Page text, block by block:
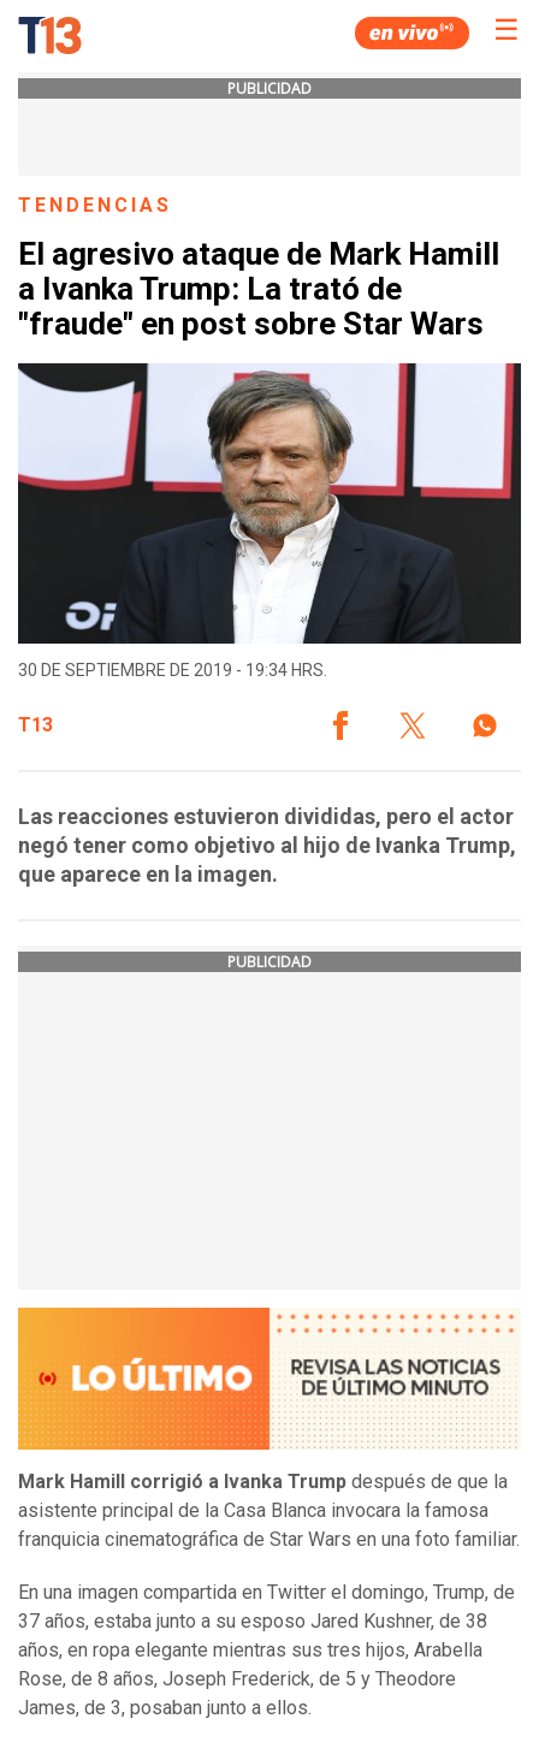
☰
PUBLICIDAD
TENDENCIAS
El agresivo ataque de Mark Hamill
a Ivanka Trump: La trató de
"fraude" en post sobre Star Wars
30 DE SEPTIEMBRE DE 2019 - 19:34 HRS.
T13
Las reacciones estuvieron divididas, pero el actor
negó tener como objetivo al hijo de Ivanka Trump,
que aparece en la imagen.
PUBLICIDAD
Mark Hamill corrigió a Ivanka Trump después de que la
asistente principal de la Casa Blanca invocara la famosa
franquicia cinematográfica de Star Wars en una foto familiar.
En una imagen compartida en Twitter el domingo, Trump, de
37 años, estaba junto a su esposo Jared Kushner, de 38
años, en ropa elegante mientras sus tres hijos, Arabella
Rose, de 8 años, Joseph Frederick, de 5 y Theodore
James, de 3, posaban junto a ellos.